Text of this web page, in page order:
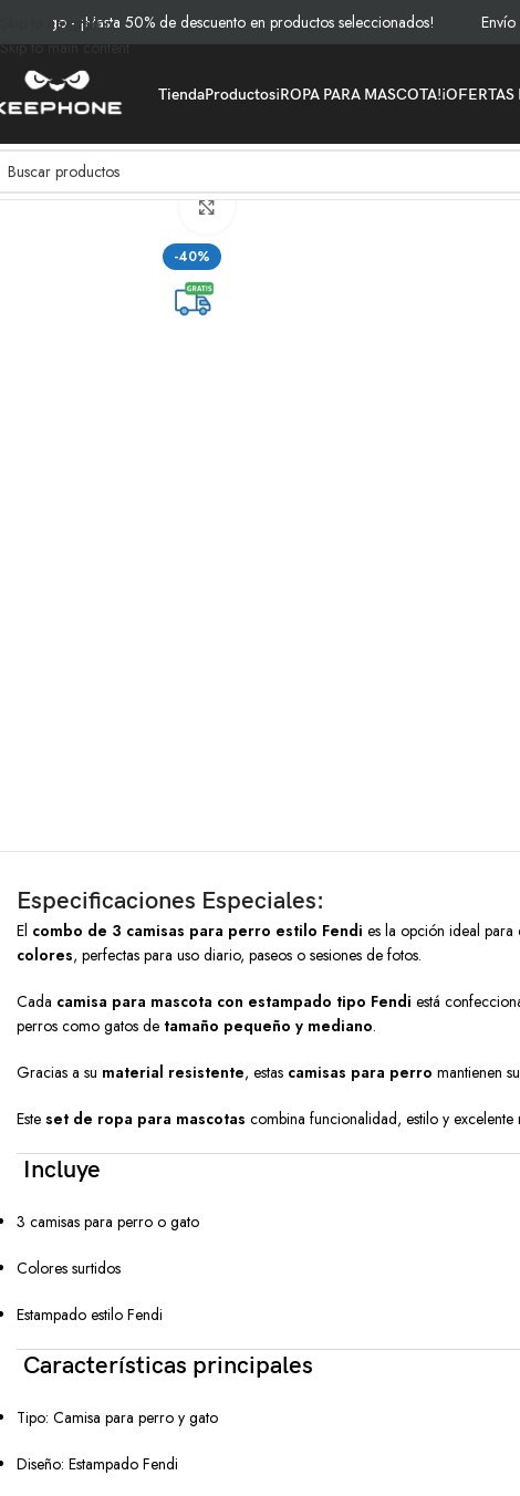
Skip to navigation
Skip to main content
- ¡Hasta 50% de descuento en productos seleccionados! Envío
TiendaProductos¡ROPA PARA MASCOTA!
Inicio/Pets/Ropa/COMBO de 3 Piezas de camisa para mascota Ropa
-40%
Clic para ampliar
Especificaciones Especiales:
El combo de 3 camisas para perro estilo Fendi es la opción ideal para
colores, perfectas para uso diario, paseos o sesiones de fotos.
Cada camisa para mascota con estampado tipo Fendi está
perros como gatos de tamaño pequeño y mediano.
Gracias a su material resistente, estas camisas para perro mantienen
Este set de ropa para mascotas combina funcionalidad, estilo y
Incluye
3 camisas para perro o gato
Colores surtidos
Estampado estilo Fendi
Características principales
Tipo: Camisa para perro y gato
Diseño: Estampado Fendi